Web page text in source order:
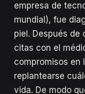
empresa de
mundial), fue
piel. Después de
citas con el
compromisos en
replantearse
vida. De modo